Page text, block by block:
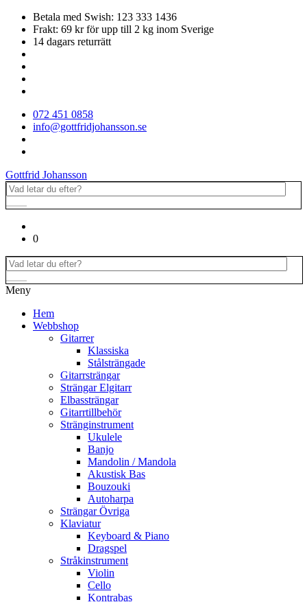
Betala med Swish: 123 333 1436
Frakt: 69 kr för upp till 2 kg inom Sverige
14 dagars returrätt
072 451 0858
info@gottfridjohansson.se
Gottfrid Johansson
0
Meny
Hem
Webbshop
Gitarrer
Klassiska
Stålsträngade
Gitarrsträngar
Strängar Elgitarr
Elbassträngar
Gitarrtillbehör
Stränginstrument
Ukulele
Banjo
Mandolin / Mandola
Akustisk Bas
Bouzouki
Autoharpa
Strängar Övriga
Klaviatur
Keyboard & Piano
Dragspel
Stråkinstrument
Violin
Cello
Kontrabas